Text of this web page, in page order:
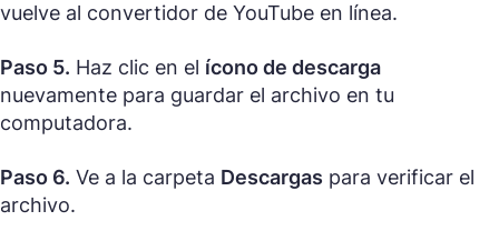
vuelve al convertidor de YouTube en línea.
Paso 5. Haz clic en el ícono de descarga
nuevamente para guardar el archivo en tu
computadora.
Paso 6. Ve a la carpeta Descargas para verificar el
archivo.